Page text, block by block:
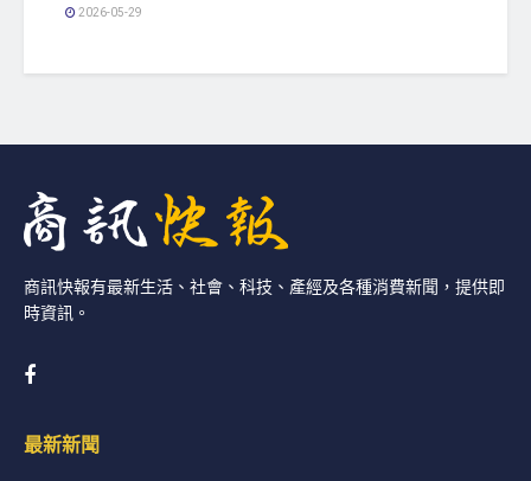
2026-05-29
商訊快報有最新生活、社會、科技、產經及各種消費新聞，提供即
時資訊。
最新新聞